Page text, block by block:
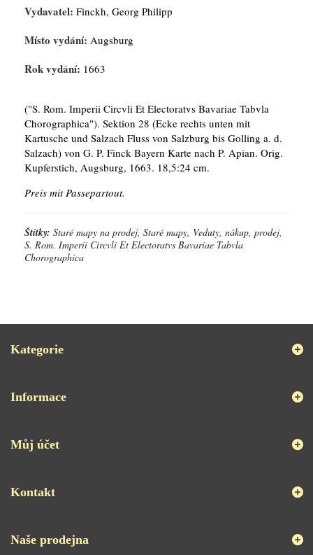
Vydavatel: Finckh, Georg Philipp
Místo vydání: Augsburg
Rok vydání: 1663
("S. Rom. Imperii Circvli Et Electoratvs Bavariae Tabvla
Chorographica"). Sektion 28 (Ecke rechts unten mit
Kartusche und Salzach Fluss von Salzburg bis Golling a. d.
Salzach) von G. P. Finck Bayern Karte nach P. Apian. Orig.
Kupferstich, Augsburg, 1663. 18,5:24 cm.
Preis mit Passepartout.
Štítky: Staré mapy na prodej, Staré mapy, Veduty, nákup, prodej,
S. Rom. Imperii Circvli Et Electoratvs Bavariae Tabvla
Chorographica
Kategorie
Informace
Můj účet
Kontakt
Naše prodejna